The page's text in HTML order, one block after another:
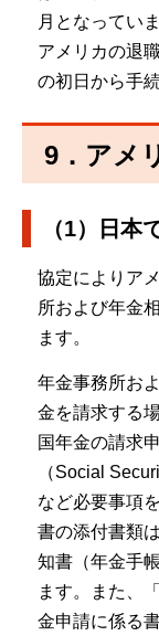
月となっていま
アメリカの退
の初日から手
9．アメ
（1）日本
協定によりア
所および年金
ます。
年金事務所お
金を請求する
国年金の請求
（Social
など必要事項
書の添付書類
知書（年金手
ます。また、
金申請に係る